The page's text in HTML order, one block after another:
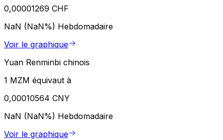
0,00001269 CHF
NaN (NaN%) Hebdomadaire
Voir le graphique
Yuan Renminbi chinois
1 MZM équivaut à
0,00010564 CNY
NaN (NaN%) Hebdomadaire
Voir le graphique